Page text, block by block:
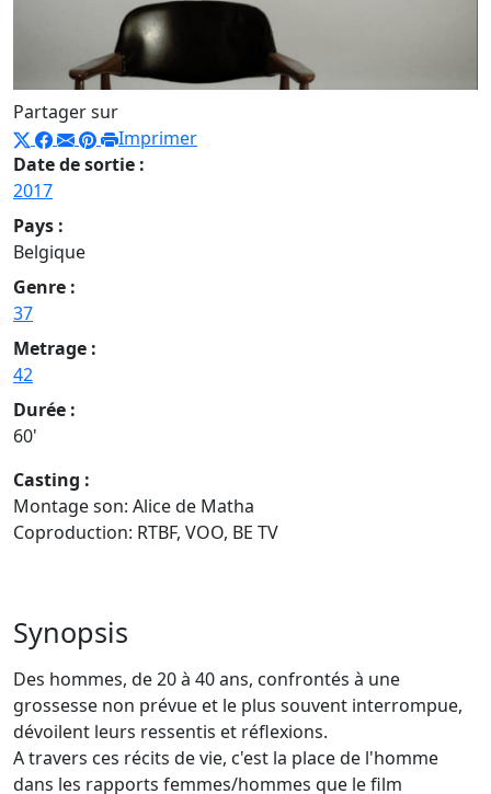
Partager sur
Imprimer
Date de sortie :
2017
Pays :
Belgique
Genre :
37
Metrage :
42
Durée :
60'
Casting :
Montage son: Alice de Matha
Coproduction: RTBF, VOO, BE TV
Synopsis
Des hommes, de 20 à 40 ans, confrontés à une
grossesse non prévue et le plus souvent interrompue,
dévoilent leurs ressentis et réflexions.
A travers ces récits de vie, c'est la place de l'homme
dans les rapports femmes/hommes que le film